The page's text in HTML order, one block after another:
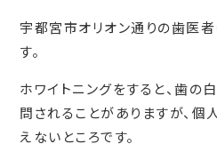
宇都宮市オリオン通りの歯医
す。
ホワイトニングをすると、歯の
問されることがありますが、個
えないところです。